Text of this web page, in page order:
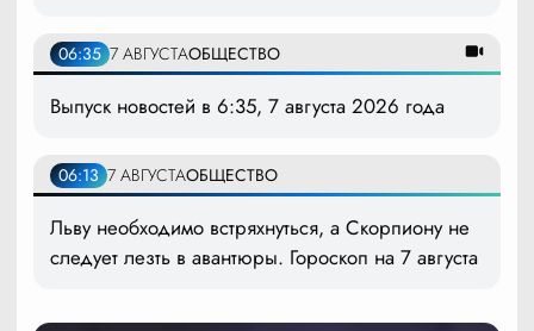
06:35 7 АВГУСТАОБЩЕСТВО
Выпуск новостей в 6:35, 7 августа 2026 года
06:13 7 АВГУСТАОБЩЕСТВО
Льву необходимо встряхнуться, а Скорпиону не
следует лезть в авантюры. Гороскоп на 7 августа